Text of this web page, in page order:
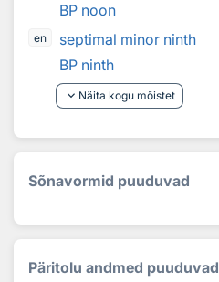
BP noon
en
septimal minor ninth
BP ninth
keyboard_arrow_down Näita kogu mõistet
Sõnavormid puuduvad
Päritolu andmed puuduvad